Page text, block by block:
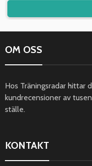
OM OSS
Hos Träningsradar hittar
kundrecensioner av
ställe.
KONTAKT